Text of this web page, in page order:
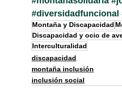
#diversidadfuncional
Montaña y Discapacidad
Discapacidad y ocio de
Interculturalidad
discapacidad
montaña inclusión
inclusión social